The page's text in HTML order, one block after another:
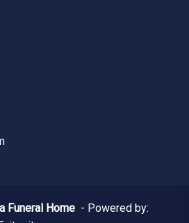
Funeral Home - Powered by: